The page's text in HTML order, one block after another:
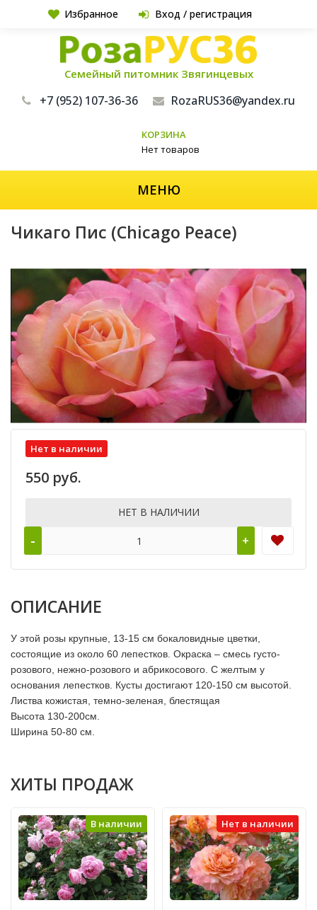
Избранное Вход / регистрация
Семейный питомник Звягинцевых
+7 (952) 107-36-36 RozaRUS36@yandex.ru
КОРЗИНА
Нет товаров
МЕНЮ
Чикаго Пис (Chicago Peace)
Нет в наличии
550 руб.
НЕТ В НАЛИЧИИ
- +
ОПИСАНИЕ
У этой розы крупные, 13-15 см бокаловидные цветки,
состоящие из около 60 лепестков. Окраска – смесь густо-
розового, нежно-розового и абрикосового. С желтым у
основания лепестков. Кусты достигают 120-150 см высотой.
Листва кожистая, темно-зеленая, блестящая
Высота 130-200см.
Ширина 50-80 см.
ХИТЫ ПРОДАЖ
В наличии Нет в наличии